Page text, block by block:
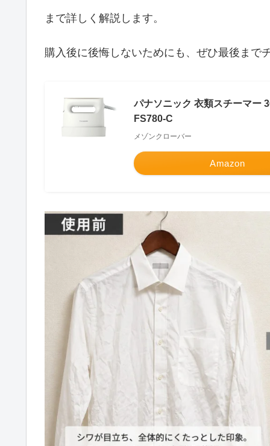
まで詳しく解説します。
購入後に後悔しないためにも、ぜひ最後まで
パナソニック 衣類スチーマー
FS780-C
メゾンクローバー
Amazon